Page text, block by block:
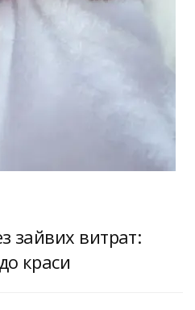
зайвих витрат:
краси